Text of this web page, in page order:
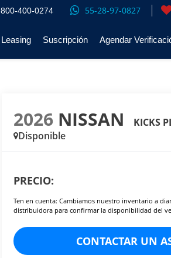
800-400-0274 55-28-97-0827
Leasing Suscripción Agendar
2026 NISSAN
KICKS
Disponible
PRECIO:
Ten en cuenta: Cambiamos nuestro inventario a
distribuidora para confirmar la disponibilidad del
CONTACTAR UN